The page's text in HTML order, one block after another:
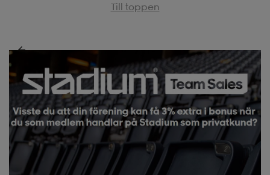
Till toppen